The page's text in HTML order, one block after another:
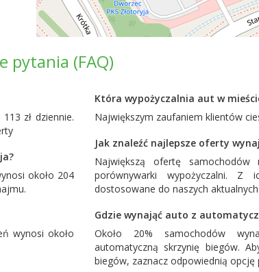
pytania (FAQ)
zł dziennie.
około 204
wynosi około
Która wypożyczalnia aut w
Największym zaufaniem klientów
Jak znaleźć najlepsze oferty
Największą ofertę
porównywarki wypożyczalni. Z
dostosowane do naszych
Gdzie wynająć auto z
Około 20% samochodów
automatyczną skrzynię biegów.
biegów, zaznacz odpowiednią opcję